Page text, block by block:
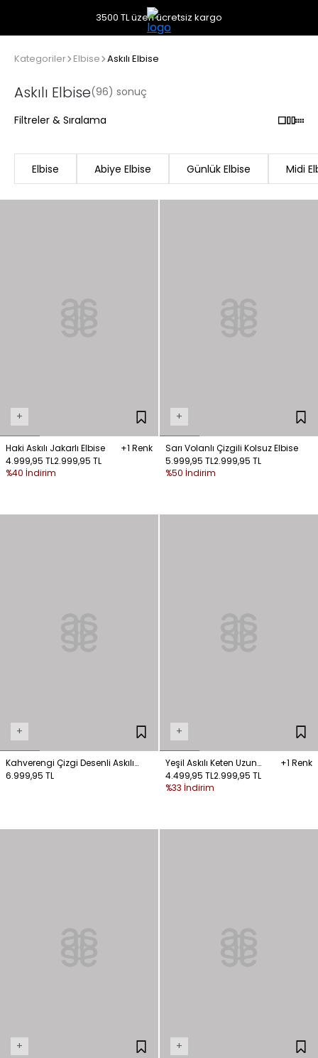
3500 TL üzeri ücretsiz kargo
Kategoriler Elbise Askılı Elbise
Askılı Elbise(96) sonuç
Filtreler & Sıralama
Elbise Abiye Elbise Günlük Elbise Midi
+
Haki Askılı Jakarlı Elbise
+1 Renk
4.999,95 TL2.999,95 TL
%40 İndirim
+
Sarı Volanlı Çizgili Kolsuz Elbise
5.999,95 TL2.999,95 TL
%50 İndirim
+
Kahverengi Çizgi Desenli Askılı
Elbise
6.999,95 TL
+
Yeşil Askılı Keten Uzun
Elbise
+1 Renk
4.499,95 TL2.999,95 TL
%33 İndirim
+ +